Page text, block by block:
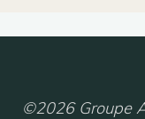
©2026 Groupe